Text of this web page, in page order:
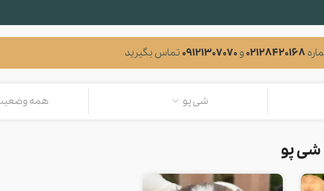
02128420168و 09121307070 تماس بگیرید
شی پو همه
شی پو